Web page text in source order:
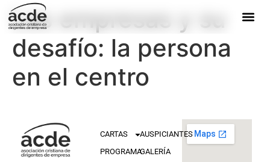
Las empresas y su
desafío: la persona
en el centro
CARTAS
PROGRAMA
AUSPICIANTES
GALERÍA